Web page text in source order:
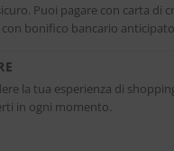
Puoi pagare con carta di
bonifico bancario
la tua esperienza di
in ogni momento.